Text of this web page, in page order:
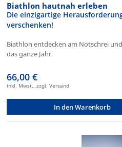
Biathlon hautnah erleben
Die einzigartige
verschenken!
Biathlon entdecken am Notschrei
das ganze Jahr.
66,00 €
inkl. Mwst., zzgl. Versand
In den Warenkorb